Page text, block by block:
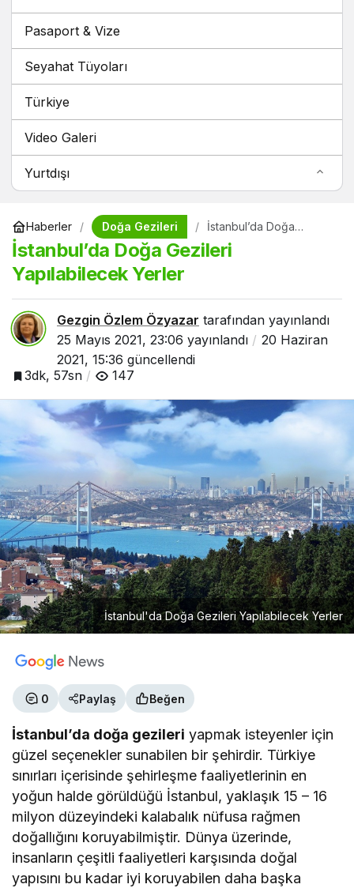
Pasaport & Vize
Seyahat Tüyoları
Türkiye
Video Galeri
Yurtdışı
Haberler Doğa Gezileri
İstanbul’da Doğa
Gezileri Yapılabilecek
Yerler
İstanbul’da Doğa Gezileri
Yapılabilecek Yerler
Gezgin Özlem Özyazar tarafından yayınlandı
25 Mayıs 2021, 23:06 yayınlandı
20 Haziran
2021, 15:36 güncellendi
3dk, 57sn
147
İstanbul'da Doğa Gezileri Yapılabilecek Yerler
0 Paylaş Beğen
İstanbul’da doğa gezileri yapmak isteyenler için
güzel seçenekler sunabilen bir şehirdir. Türkiye
sınırları içerisinde şehirleşme faaliyetlerinin en
yoğun halde görüldüğü İstanbul, yaklaşık 15 – 16
milyon düzeyindeki kalabalık nüfusa rağmen
doğallığını koruyabilmiştir. Dünya üzerinde,
insanların çeşitli faaliyetleri karşısında doğal
yapısını bu kadar iyi koruyabilen daha başka